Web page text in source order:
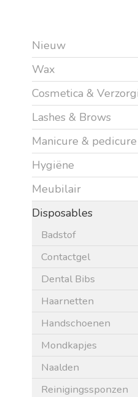
Nieuw
Wax
Cosmetica &
Lashes & Brows
Manicure & pedicure
Hygiëne
Meubilair
Disposables
Badstof
Contactgel
Dental Bibs
Haarnetten
Handschoenen
Mondkapjes
Naalden
Reinigingssponzen